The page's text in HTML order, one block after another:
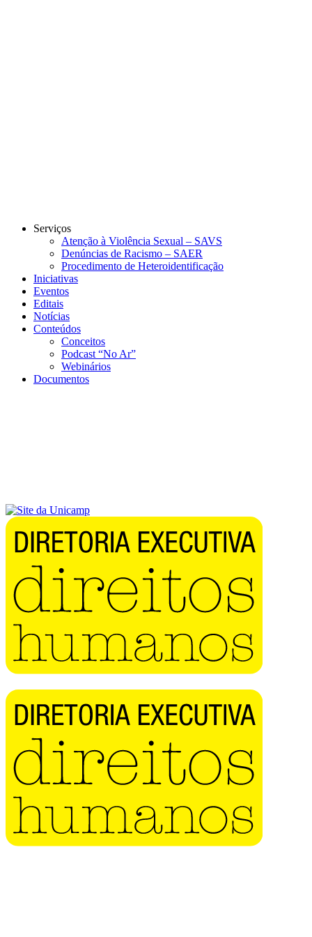
Serviços
Atenção à Violência Sexual – SAVS
Denúncias de Racismo – SAER
Procedimento de Heteroidentificação
Iniciativas
Eventos
Editais
Notícias
Conteúdos
Conceitos
Podcast “No Ar”
Webinários
Documentos